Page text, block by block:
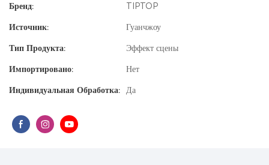
Бренд:
TIPTOP
Источник:
Гуанчжоу
Тип Продукта:
Эффект сцены
Импортировано:
Нет
Индивидуальная Обработка: Да